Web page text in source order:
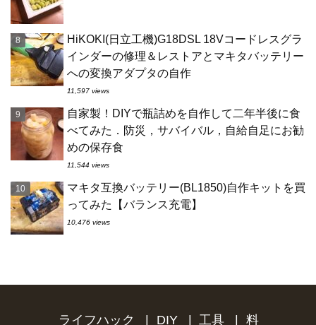
HiKOKI(日立工機)G18DSL 18Vコードレスグラ
インダーの修理＆レストアとマキタバッテリー
への変換アダプタの自作
11,597 views
自家製！DIYで瓶詰めを自作して二年半後に食
べてみた．防災，サバイバル，自給自足にお勧
めの保存食
11,544 views
マキタ互換バッテリー(BL1850)自作キットを買
ってみた【バランス充電】
10,476 views
ライフハック DIY 工具 料